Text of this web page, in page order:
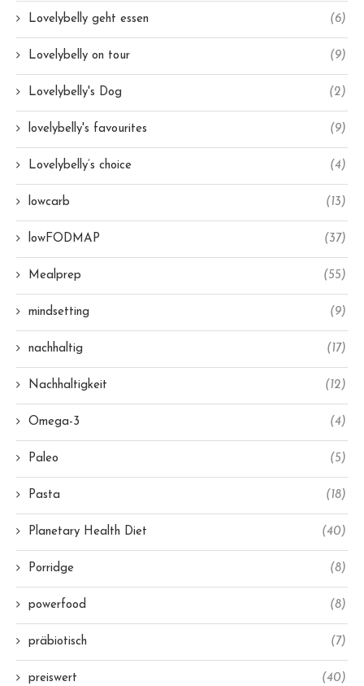
Lovelybelly geht essen (6)
Lovelybelly on tour (9)
Lovelybelly's Dog (2)
lovelybelly's favourites (9)
Lovelybelly’s choice (4)
lowcarb (13)
lowFODMAP (37)
Mealprep (55)
mindsetting (9)
nachhaltig (17)
Nachhaltigkeit (12)
Omega-3 (4)
Paleo (5)
Pasta (18)
Planetary Health Diet (40)
Porridge (8)
powerfood (8)
präbiotisch (7)
preiswert (40)